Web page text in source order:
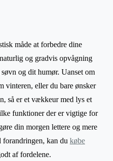
måde at forbedre dine
og gradvis opvågning
og dit humør. Uanset om
vinteren, eller du bare ønsker
så er et vækkeur med lys et
funktioner der er vigtige for
din morgen lettere og mere
kan du købe
af fordelene.